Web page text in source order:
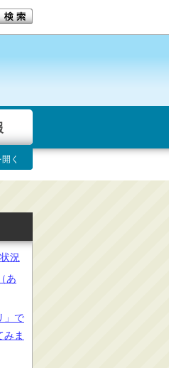
く
況
あ
」で
みま